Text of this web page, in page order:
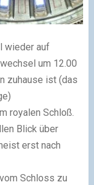
wieder auf
um 12.00
zuhause ist (das
royalen Schloß.
Blick über
erst nach
Schloss zu